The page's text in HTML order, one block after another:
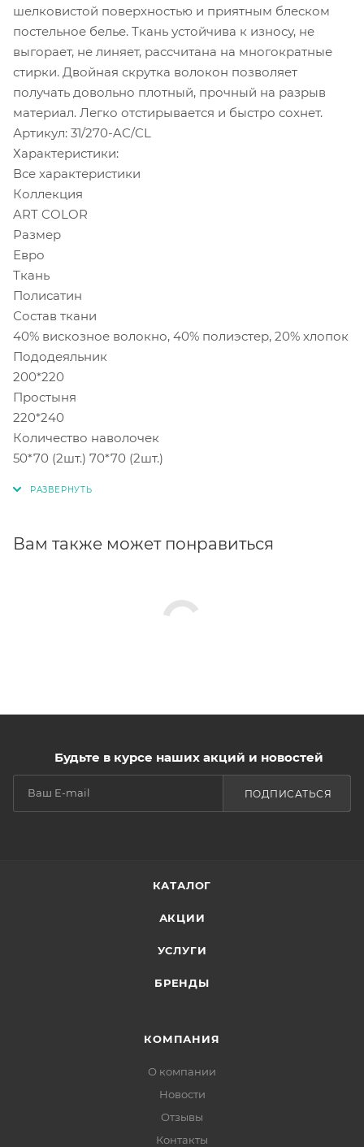
шелковистой поверхностью и приятным блеском
постельное белье. Ткань устойчива к износу, не
выгорает, не линяет, рассчитана на многократные
стирки. Двойная скрутка волокон позволяет
получать довольно плотный, прочный на разрыв
материал. Легко отстирывается и быстро сохнет.
Артикул: 31/270-AC/CL
Характеристики:
Все характеристики
Коллекция
ART COLOR
Размер
Евро
Ткань
Полисатин
Состав ткани
40% вискозное волокно, 40% полиэстер, 20% хлопок
Пододеяльник
200*220
Простыня
220*240
Количество наволочек
50*70 (2шт.) 70*70 (2шт.)
Вам также может понравиться
Будьте в курсе наших акций и новостей
ПОДПИСАТЬСЯ
КАТАЛОГ
АКЦИИ
УСЛУГИ
БРЕНДЫ
КОМПАНИЯ
О компании
Новости
Отзывы
Контакты